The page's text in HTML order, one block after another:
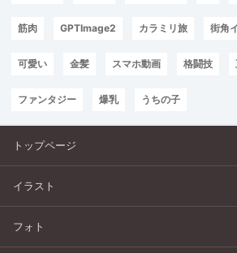
筋肉 GPTImage2 カラミリ旅 街角
可愛い 金髪 スマホ動画 格闘技
ファンタジー 爆乳 うちの子
トップページ
イラスト
フォト